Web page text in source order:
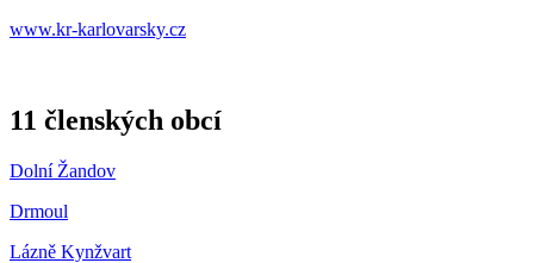
www.kr-karlovarsky.cz
11 členských obcí
Dolní Žandov
Drmoul
Lázně Kynžvart